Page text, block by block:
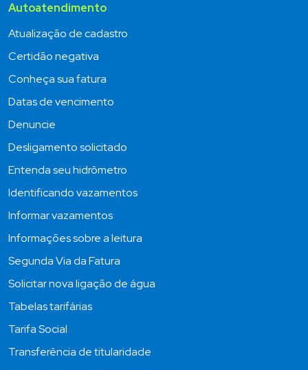
Autoatendimento
Atualização de cadastro
Certidão negativa
Conheça sua fatura
Datas de vencimento
Denuncie
Desligamento solicitado
Entenda seu hidrômetro
Identificando vazamentos
Informar vazamentos
Informações sobre a leitura
Segunda Via da Fatura
Solicitar nova ligação de água
Tabelas tarifárias
Tarifa Social
Transferência de titularidade